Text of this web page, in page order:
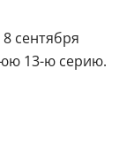
сентября
13-ю серию.